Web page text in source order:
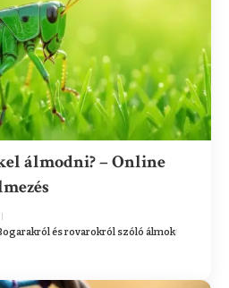
álmodni? – Online
és rovarokról szóló álmok